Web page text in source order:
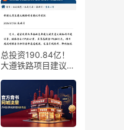
总投资190.84亿！
大遵铁路项目建议书